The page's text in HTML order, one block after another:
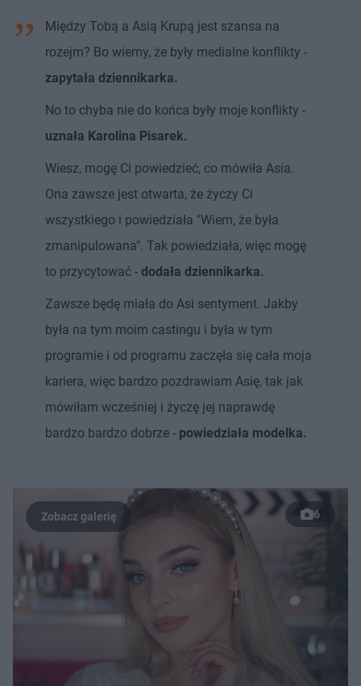
Między Tobą a Asią Krupą jest szansa na
rozejm? Bo wiemy, że były medialne konflikty -
zapytała dziennikarka.
No to chyba nie do końca były moje konflikty -
uznała Karolina Pisarek.
Wiesz, mogę Ci powiedzieć, co mówiła Asia.
Ona zawsze jest otwarta, że życzy Ci
wszystkiego i powiedziała "Wiem, że była
zmanipulowana". Tak powiedziała, więc mogę
to przycytować - dodała dziennikarka.
Zawsze będę miała do Asi sentyment. Jakby
była na tym moim castingu i była w tym
programie i od programu zaczęła się cała moja
kariera, więc bardzo pozdrawiam Asię, tak jak
mówiłam wcześniej i życzę jej naprawdę
bardzo bardzo dobrze - powiedziała modelka.
6